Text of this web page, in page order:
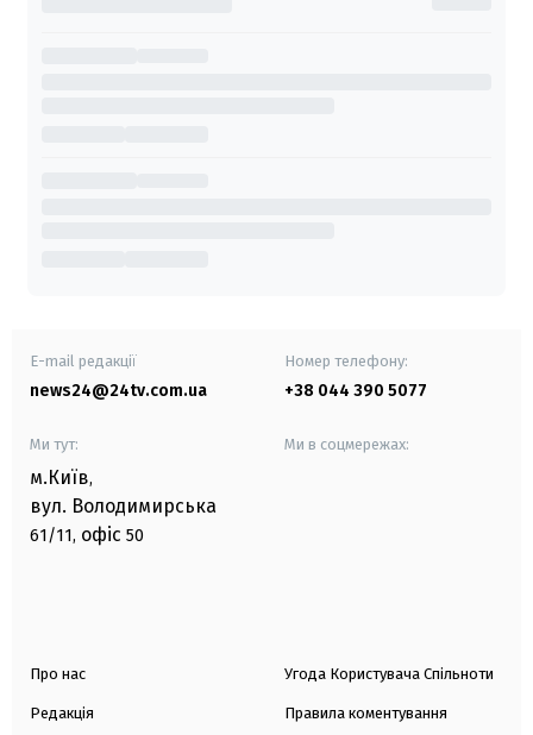
E-mail редакції
news24@24tv.com.ua
Номер телефону:
+38 044 390 5077
Ми тут:
м.Київ,
вул. Володимирська
61/11, офіс 50
Ми в соцмережах:
Про нас
Редакція
Угода Користувача Спільноти
Правила коментування